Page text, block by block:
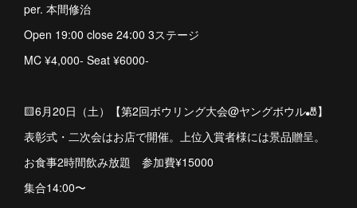
per. 本間修治
Open 19:00 close 24:00 3ステージ
MC ¥4,000- Seat ¥6000-
🟨6月20日（土）【第2回ボウリング大会@ヤングボウル🎳】
表彰式・二次会はお店で開催。上位入賞者様には景品贈呈。
お食事2時間飲み放題 参加費¥15000
集合14:00〜